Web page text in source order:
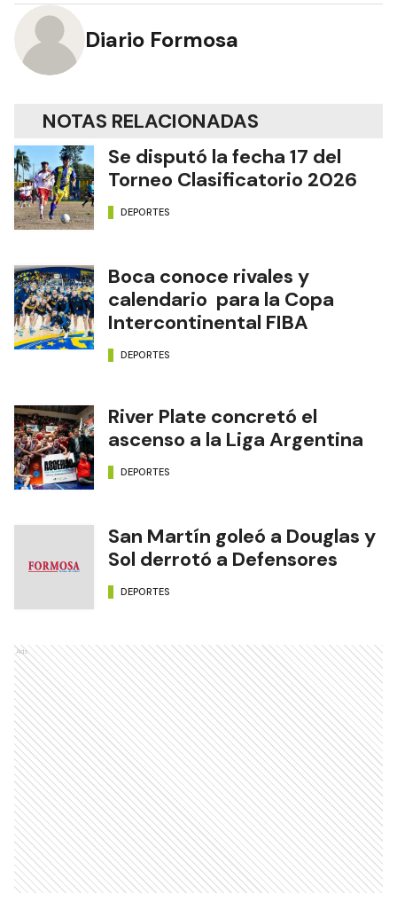
Diario Formosa
NOTAS RELACIONADAS
Se disputó la fecha 17 del
Torneo Clasificatorio 2026
DEPORTES
Boca conoce rivales y
calendario para la Copa
Intercontinental FIBA
DEPORTES
River Plate concretó el
ascenso a la Liga Argentina
DEPORTES
San Martín goleó a Douglas y
Sol derrotó a Defensores
DEPORTES
Ads